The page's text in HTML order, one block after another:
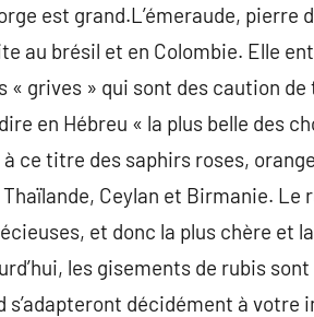
est grand.L’émeraude, pierre
au brésil et en Colombie. Elle
grives » qui sont des caution
en Hébreu « la plus belle des
ce titre des saphirs roses,
Ceylan et Birmanie.
et donc la plus chère et
les gisements de rubis
décidément à